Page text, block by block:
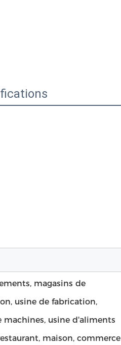
magasins de
usine de fabrication,
machines, usine d'aliments
maison, commerce